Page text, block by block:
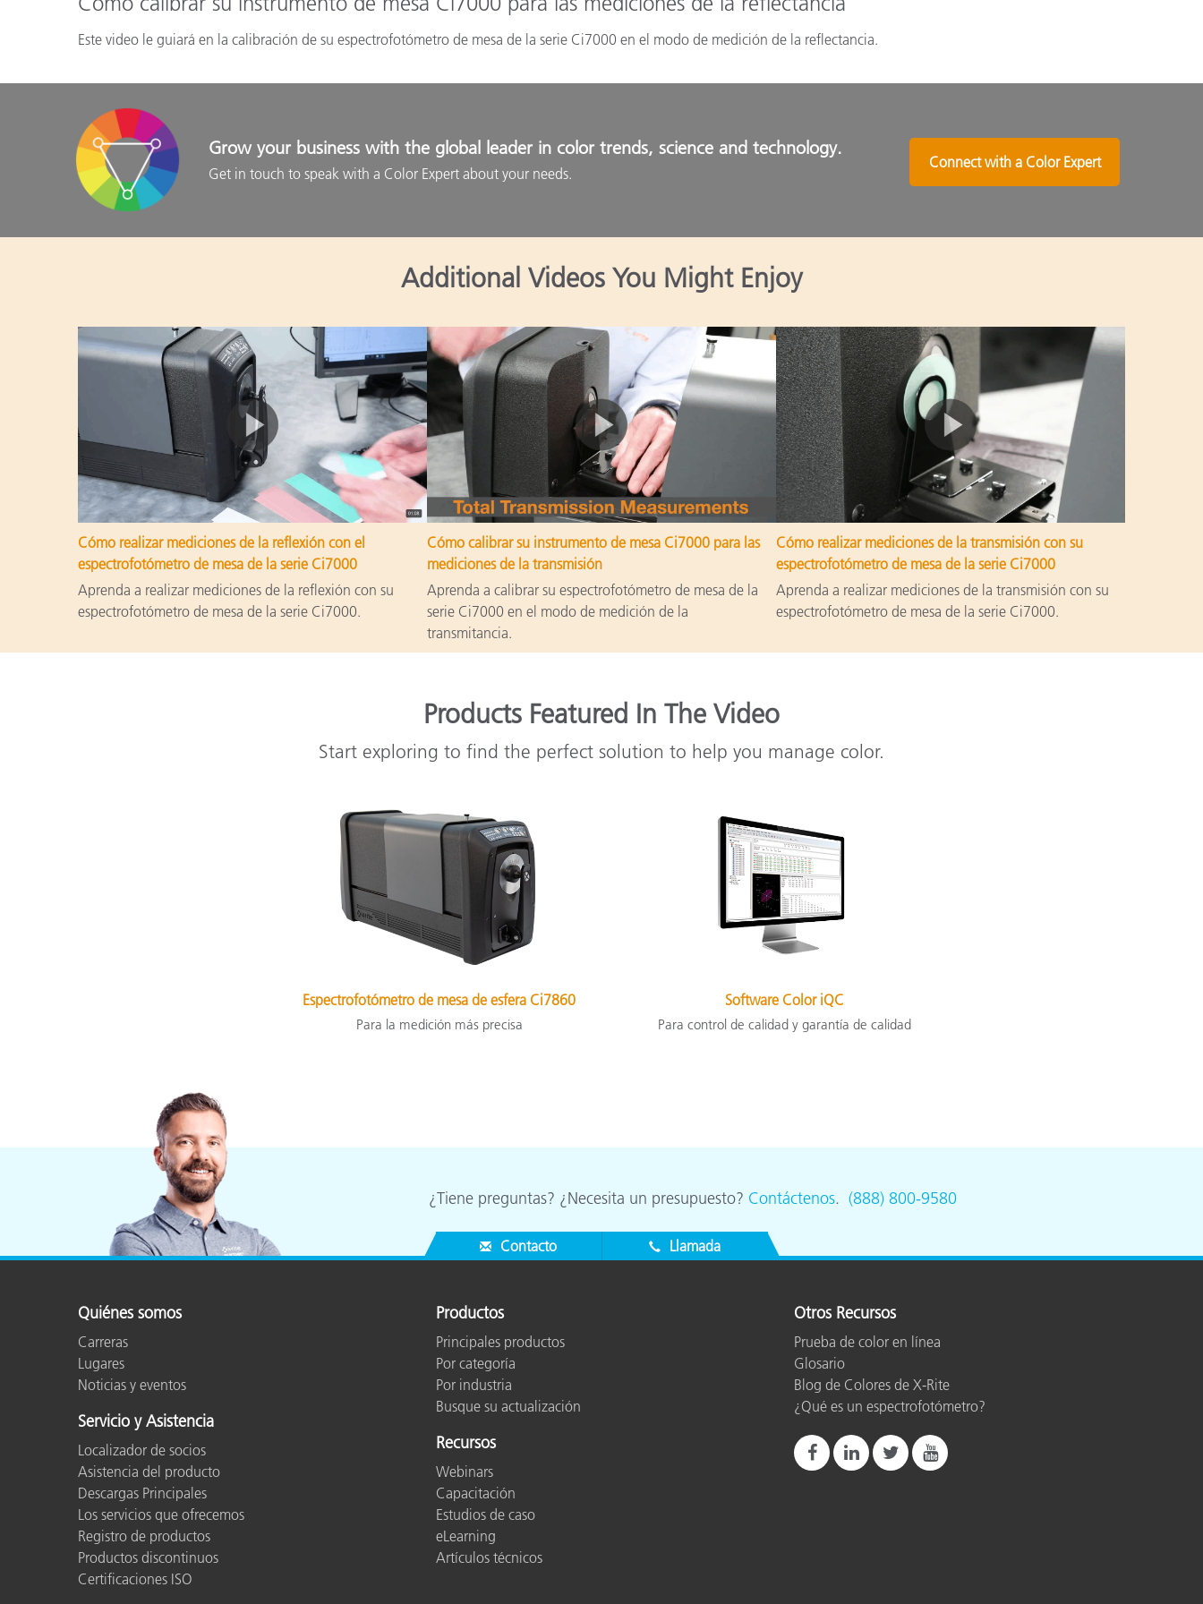
Este video le guiará en la calibración de su espectrofotómetro de mesa de la serie Ci7000 en el modo de medición de la reflectancia.
Grow your business with the global leader in color trends, science and technology.
Get in touch to speak with a Color Expert about your needs.
Connect with a Color Expert
Additional Videos You Might Enjoy
Cómo realizar mediciones de la reflexión con el
espectrofotómetro de mesa de la serie Ci7000
Aprenda a realizar mediciones de la reflexión con su
espectrofotómetro de mesa de la serie Ci7000.
Cómo calibrar su instrumento de mesa Ci7000 para las
mediciones de la transmisión
Aprenda a calibrar su espectrofotómetro de mesa de la
serie Ci7000 en el modo de medición de la
transmitancia.
Cómo realizar mediciones de la transmisión con su
espectrofotómetro de mesa de la serie Ci7000
Aprenda a realizar mediciones de la transmisión con su
espectrofotómetro de mesa de la serie Ci7000.
Products Featured In The Video
Start exploring to find the perfect solution to help you manage color.
Espectrofotómetro de mesa de esfera Ci7860
Para la medición más precisa
Software Color iQC
Para control de calidad y garantía de calidad
¿Tiene preguntas? ¿Necesita un presupuesto? Contáctenos. (888) 800-9580
Contacto Llamada
Quiénes somos
Carreras
Lugares
Noticias y eventos
Servicio y Asistencia
Localizador de socios
Asistencia del producto
Descargas Principales
Los servicios que ofrecemos
Registro de productos
Productos discontinuos
Certificaciones ISO
Productos
Principales productos
Por categoría
Por industria
Busque su actualización
Recursos
Webinars
Capacitación
Estudios de caso
eLearning
Artículos técnicos
Otros Recursos
Prueba de color en línea
Glosario
Blog de Colores de X-Rite
¿Qué es un espectrofotómetro?